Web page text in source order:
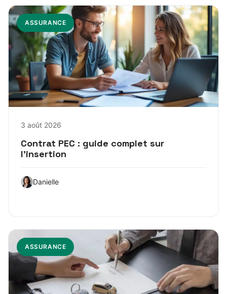
ASSURANCE
3 août 2026
Contrat PEC : guide complet sur
l’insertion
Danielle
ASSURANCE